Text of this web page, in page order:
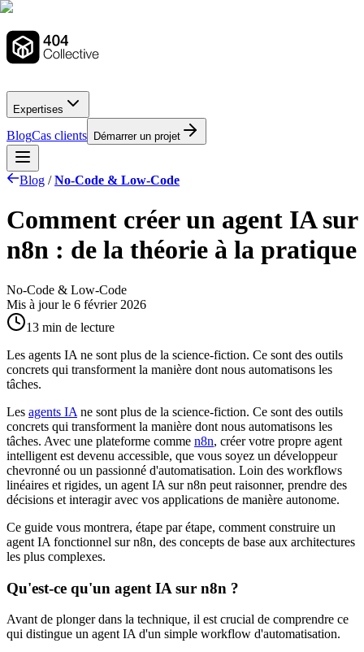
Expertises
BlogCas clients Démarrer un projet
Blog /No-Code & Low-Code
Comment créer un agent IA sur
n8n : de la théorie à la pratique
No-Code & Low-Code
Mis à jour le 6 février 2026
13 min de lecture
Les agents IA ne sont plus de la science-fiction. Ce sont des outils
concrets qui transforment la manière dont nous automatisons les
tâches.
Les agents IA ne sont plus de la science-fiction. Ce sont des outils
concrets qui transforment la manière dont nous automatisons les
tâches. Avec une plateforme comme n8n, créer votre propre agent
intelligent est devenu accessible, que vous soyez un développeur
chevronné ou un passionné d'automatisation. Loin des workflows
linéaires et rigides, un agent IA sur n8n peut raisonner, prendre des
décisions et interagir avec vos applications de manière autonome.
Ce guide vous montrera, étape par étape, comment construire un
agent IA fonctionnel sur n8n, des concepts de base aux architectures
les plus complexes.
Qu'est-ce qu'un agent IA sur n8n ?
Avant de plonger dans la technique, il est crucial de comprendre ce
qui distingue un agent IA d'un simple workflow d'automatisation.